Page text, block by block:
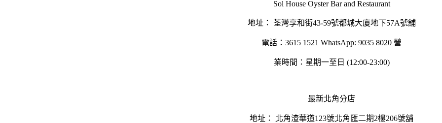
Sol House Oyster Bar and Restaurant
地址： 荃灣享和街43-59號都城⼤廈地下57A號舖
電話：3615 1521 WhatsApp: 9035 8020 營
業時間：星期⼀⾄⽇ (12:00-23:00)
最新北⾓分店
地址： 北⾓渣華道123號北⾓匯⼆期2樓206號舖